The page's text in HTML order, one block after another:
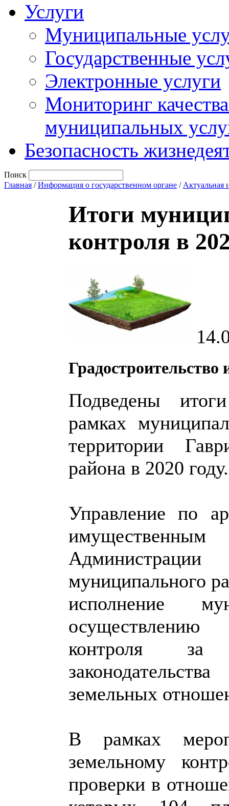
Услуги
Муниципальные
Государственные
Электронные услуги
Мониторинг
муниципальных
Безопасность
Поиск
Главная /Информация о государственном органе / Актуальная
Итоги
контроля в
Градостроительство
Подведены
рамках
территории
района в 2020 году.
Управление по
муниципального
исполнение
осуществлению
контроля за
земельных
В рамках
земельному
проверки в